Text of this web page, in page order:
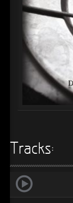
Tracks: